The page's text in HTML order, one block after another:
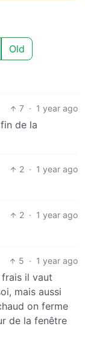
Old
7 · 1 year ago
de la
2 · 1 year ago
2 · 1 year ago
5 · 1 year ago
il vaut
mais aussi
on ferme
de la fenêtre